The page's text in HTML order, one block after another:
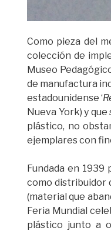
Como pieza del
colección de
Museo
de manufactura
estadounidense ‘
Nueva York) y
plástico, no
ejemplares con
Fundada en 1939
como distribuidor
(material que
Feria Mundial
plástico junto a